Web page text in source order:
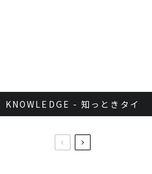
KNOWLEDGE - 知っときタイ